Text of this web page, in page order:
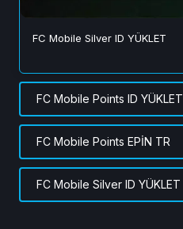
FC Mobile Silver ID YÜKLET
FC Mobile Points ID YÜKLET
FC Mobile Points EPİN TR
FC Mobile Silver ID YÜKLET